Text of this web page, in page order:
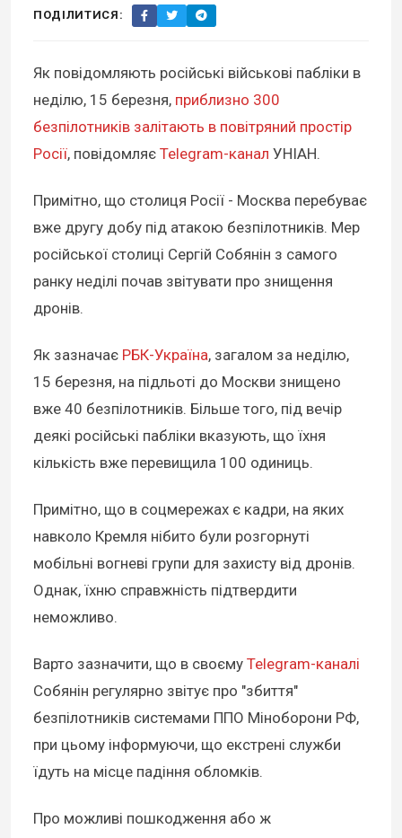
ПОДІЛИТИСЯ:
Як повідомляють російські військові пабліки в
неділю, 15 березня, приблизно 300
безпілотників залітають в повітряний простір
Росії, повідомляє Telegram-канал УНІАН.
Примітно, що столиця Росії - Москва перебуває
вже другу добу під атакою безпілотників. Мер
російської столиці Сергій Собянін з самого
ранку неділі почав звітувати про знищення
дронів.
Як зазначає РБК-Україна, загалом за неділю,
15 березня, на підльоті до Москви знищено
вже 40 безпілотників. Більше того, під вечір
деякі російські пабліки вказують, що їхня
кількість вже перевищила 100 одиниць.
Примітно, що в соцмережах є кадри, на яких
навколо Кремля нібито були розгорнуті
мобільні вогневі групи для захисту від дронів.
Однак, їхню справжність підтвердити
неможливо.
Варто зазначити, що в своєму Telegram-каналі
Собянін регулярно звітує про "збиття"
безпілотників системами ППО Міноборони РФ,
при цьому інформуючи, що екстрені служби
їдуть на місце падіння обломків.
Про можливі пошкодження або ж